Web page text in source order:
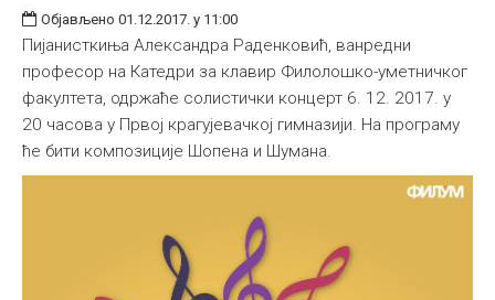
Објављено 01.12.2017. у 11:00
Пијанисткиња Александра Раденковић, ванредни
професор на Катедри за клавир Филолошко-уметничког
факултета, одржаће солистички концерт 6. 12. 2017. у
20 часова у Првој крагујевачкој гимназији. На програму
ће бити композиције Шопена и Шумана.